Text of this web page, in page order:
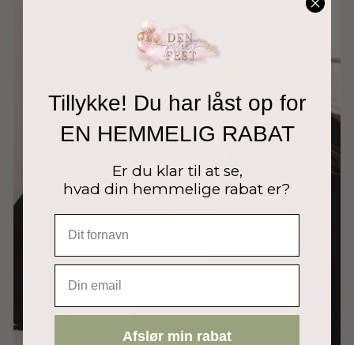
Tillykke! Du har låst op for
EN HEMMELIG RABAT
Er du klar til at se,
hvad din hemmelige rabat er?
Afslør min rabat